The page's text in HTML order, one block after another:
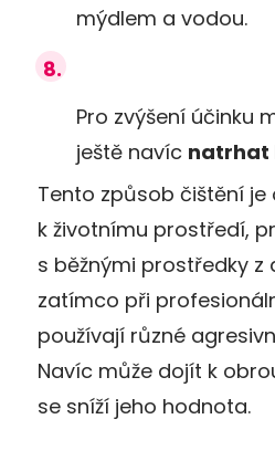
mýdlem a vodou.
Pro zvýšení účinku
ještě navíc natrhat
Tento způsob čištění je
k životnímu prostředí,
s běžnými prostředky z
zatímco při
používají různé
Navíc může dojít k
se sníží jeho hodnota.